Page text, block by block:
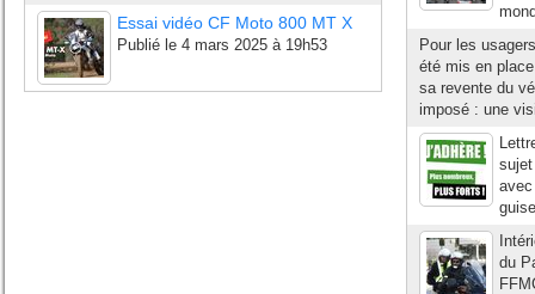
Essai vidéo CF Moto 800 MT X
Publié le 4 mars 2025 à 19h53
Pour les
été mis en
sa revente du
imposé : une
du